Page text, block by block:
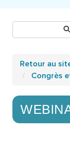
Retour au
Congrès